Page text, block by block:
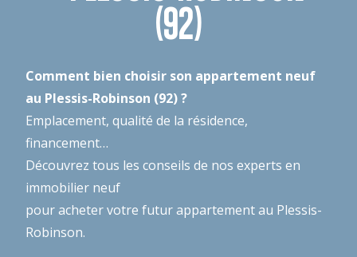
(92)
Comment bien choisir son appartement neuf
au Plessis-Robinson (92) ?
Emplacement, qualité de la résidence,
financement…
Découvrez tous les conseils de nos experts en
immobilier neuf
pour acheter votre futur appartement au Plessis-
Robinson.